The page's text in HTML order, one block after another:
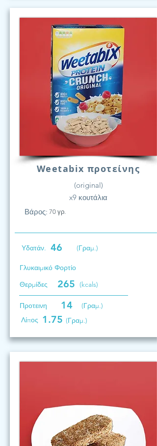
Weetabix προτείνης
(original)
x9 κουτάλια
Βάρος: 70 γρ.
Υδατάν. 46 (Γραμ.)
Γλυκαιμικό Φορτίο
Θερμίδες
265 (kcals)
Προτεινη 14
(Γραμ.)
Λίπος 1.75 (Γραμ.)